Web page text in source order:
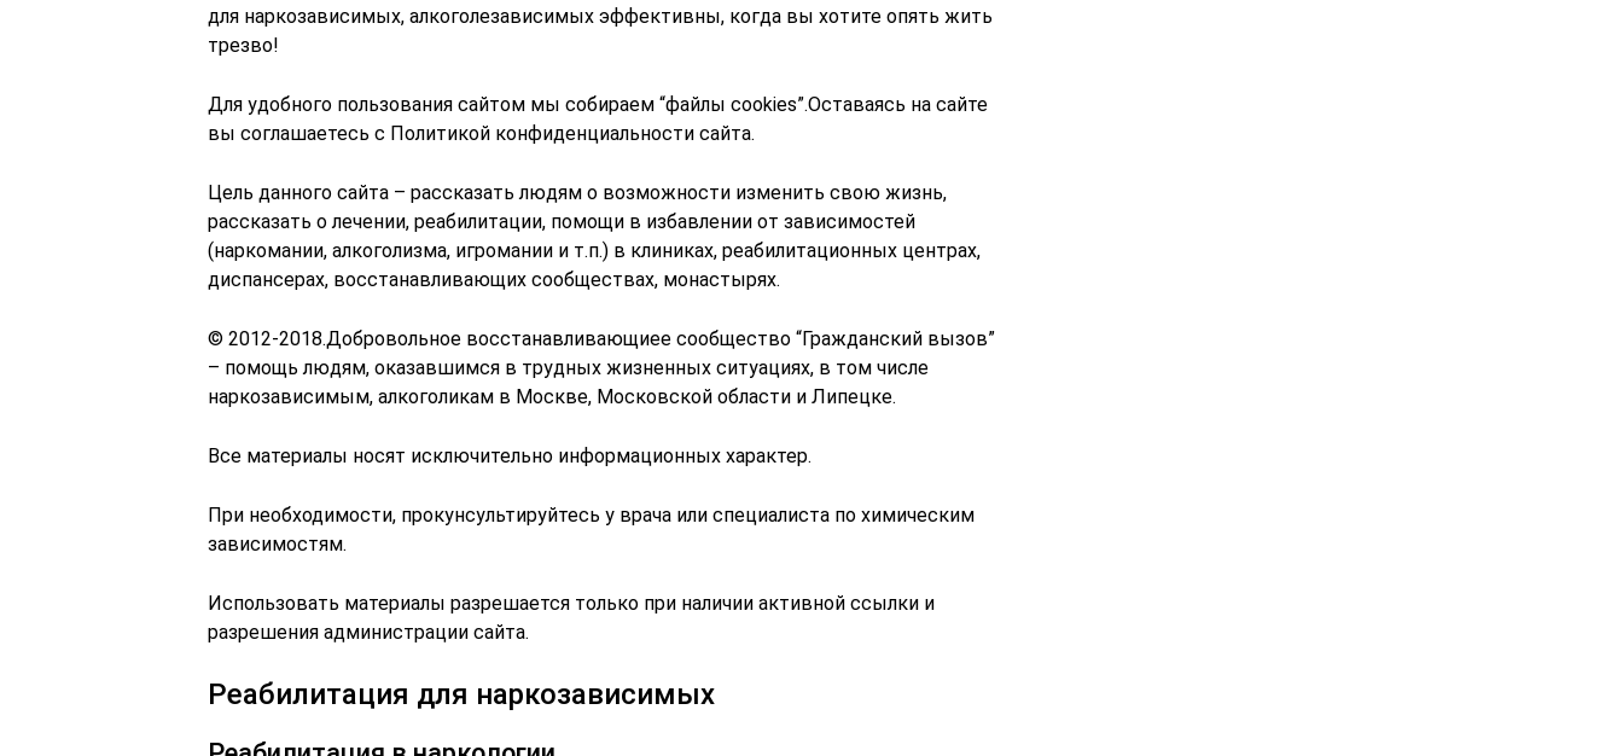
для наркозависимых, алкоголезависимых эффективны, когда вы хотите опять жить
трезво!
Для удобного пользования сайтом мы собираем “файлы cookies”.Оставаясь на сайте
вы соглашаетесь с Политикой конфиденциальности сайта.
Цель данного сайта – рассказать людям о возможности изменить свою жизнь,
рассказать о лечении, реабилитации, помощи в избавлении от зависимостей
(наркомании, алкоголизма, игромании и т.п.) в клиниках, реабилитационных центрах,
диспансерах, восстанавливающих сообществах, монастырях.
© 2012-2018.Добровольное восстанавливающиее сообщество “Гражданский вызов”
– помощь людям, оказавшимся в трудных жизненных ситуациях, в том числе
наркозависимым, алкоголикам в Москве, Московской области и Липецке.
Все материалы носят исключительно информационных характер.
При необходимости, прокунсультируйтесь у врача или специалиста по химическим
зависимостям.
Использовать материалы разрешается только при наличии активной ссылки и
разрешения администрации сайта.
Реабилитация для наркозависимых